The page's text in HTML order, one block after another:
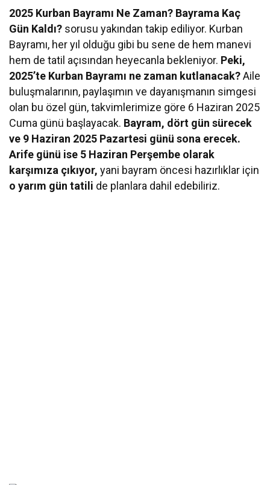
2025 Kurban Bayramı Ne Zaman? Bayrama Kaç
Gün Kaldı? sorusu yakından takip ediliyor. Kurban
Bayramı, her yıl olduğu gibi bu sene de hem manevi
hem de tatil açısından heyecanla bekleniyor. Peki,
2025’te Kurban Bayramı ne zaman kutlanacak?Aile
buluşmalarının, paylaşımın ve dayanışmanın simgesi
olan bu özel gün, takvimlerimize göre 6 Haziran 2025
Cuma günü başlayacak. Bayram, dört gün sürecek
ve 9 Haziran 2025 Pazartesi günü sona erecek.
Arife günü ise 5 Haziran Perşembe olarak
karşımıza çıkıyor,yani bayram öncesi hazırlıklar için
o yarım gün tatili de planlara dahil edebiliriz.